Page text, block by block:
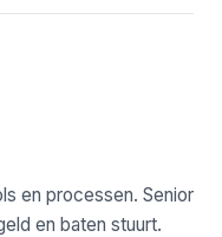
en processen. Senior
en baten stuurt.